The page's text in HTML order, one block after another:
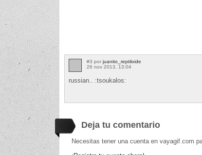
#3 por juanito_reptiloide
26 nov 2013, 13:04
russian.. :tsoukalos:
Deja tu comentario
Necesitas tener una cuenta en vayagif.com